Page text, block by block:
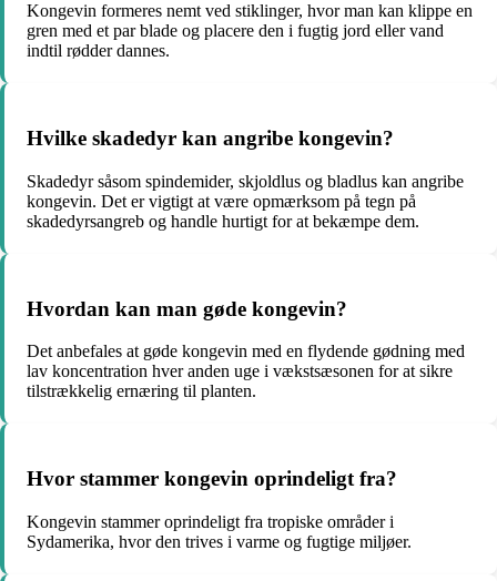
Kongevin formeres nemt ved stiklinger, hvor man kan klippe en
gren med et par blade og placere den i fugtig jord eller vand
indtil rødder dannes.
Hvilke skadedyr kan angribe kongevin?
Skadedyr såsom spindemider, skjoldlus og bladlus kan angribe
kongevin. Det er vigtigt at være opmærksom på tegn på
skadedyrsangreb og handle hurtigt for at bekæmpe dem.
Hvordan kan man gøde kongevin?
Det anbefales at gøde kongevin med en flydende gødning med
lav koncentration hver anden uge i vækstsæsonen for at sikre
tilstrækkelig ernæring til planten.
Hvor stammer kongevin oprindeligt fra?
Kongevin stammer oprindeligt fra tropiske områder i
Sydamerika, hvor den trives i varme og fugtige miljøer.